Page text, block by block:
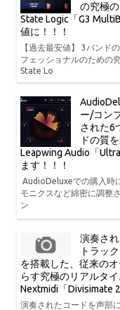
の究極
State Logic「G3
値に！！！
【過去最安値】 3バンド
フェッショナルのための
State Lo
ー/コン
された6
ドの質
Leapwing Audio「
ます！！！
AudioDeluxeでの購入時
モニクスなど綿密に調整
ン
演奏さ
トラッ
を搭載した、従来の
らす究極のリアルタ
Nextmidi「Divisimate
演奏されたコードを声部